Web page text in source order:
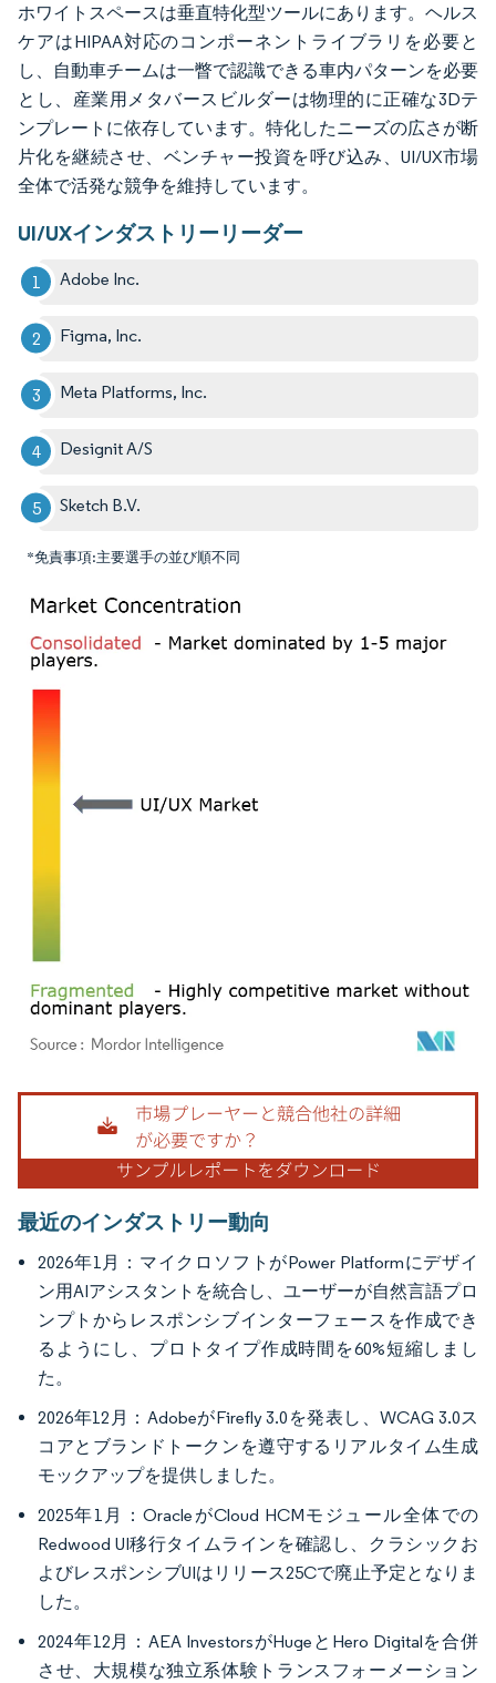
ホワイトスペースは垂直特化型ツールにあります。ヘルス
ケアはHIPAA対応のコンポーネントライブラリを必要と
し、自動車チームは一瞥で認識できる車内パターンを必要
とし、産業用メタバースビルダーは物理的に正確な3Dテ
ンプレートに依存しています。特化したニーズの広さが断
片化を継続させ、ベンチャー投資を呼び込み、UI/UX市場
全体で活発な競争を維持しています。
UI/UXインダストリーリーダー
Adobe Inc.
Figma, Inc.
Meta Platforms, Inc.
Designit A/S
Sketch B.V.
*免責事項:主要選手の並び順不同
画像 © Mordor Intelligence。再利用にはCC BY 4.0の表示が必要です。
最近のインダストリー動向
2026年1月：マイクロソフトがPower Platformにデザイ
ン用AIアシスタントを統合し、ユーザーが自然言語プロ
ンプトからレスポンシブインターフェースを作成でき
るようにし、プロトタイプ作成時間を60%短縮しまし
た。
2026年12月：AdobeがFirefly 3.0を発表し、WCAG 3.0ス
コアとブランドトークンを遵守するリアルタイム生成
モックアップを提供しました。
2025年1月：OracleがCloud HCMモジュール全体での
Redwood UI移行タイムラインを確認し、クラシックお
よびレスポンシブUIはリリース25Cで廃止予定となりま
した。
2024年12月：AEA InvestorsがHugeとHero Digitalを合併
させ、大規模な独立系体験トランスフォーメーション